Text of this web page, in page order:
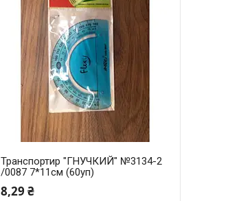
Транспортир "ГНУЧКИЙ" №3134-2
/0087 7*11см (60уп)
8,29 ₴